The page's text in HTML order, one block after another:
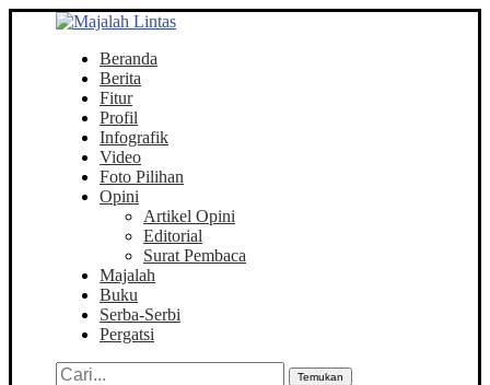
Beranda
Berita
Fitur
Profil
Infografik
Video
Foto Pilihan
Opini
Artikel Opini
Editorial
Surat Pembaca
Majalah
Buku
Serba-Serbi
Pergatsi
Temukan